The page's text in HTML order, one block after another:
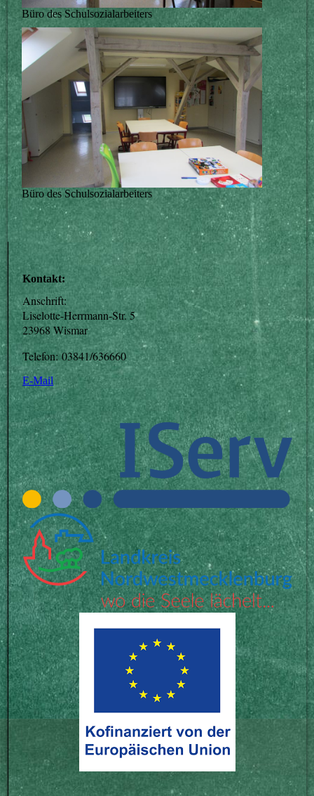
Büro des Schulsozialarbeiters
Büro des Schulsozialarbeiters
Kontakt:
Anschrift:
Liselotte-Herrmann-Str. 5
23968 Wismar
Telefon: 03841/636660
E-Mail